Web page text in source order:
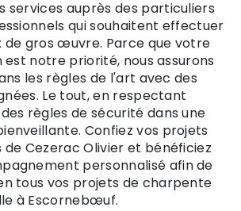
services auprès des particuliers
qui souhaitent effectuer
de gros œuvre. Parce que votre
notre priorité, nous assurons
les règles de l'art avec des
Le tout, en respectant
règles de sécurité dans une
Confiez vos projets
de Cezerac Olivier et bénéficiez
personnalisé afin de
tous vos projets de charpente
à Escornebœuf.